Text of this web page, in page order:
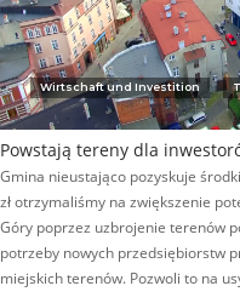
Wirtschaft und Investition
Powstają tereny dla
Gmina nieustająco pozyskuje
zł otrzymaliśmy na zwiększenie
Góry poprzez uzbrojenie terenów
potrzeby nowych przedsiębiorstw
miejskich terenów. Pozwoli to na